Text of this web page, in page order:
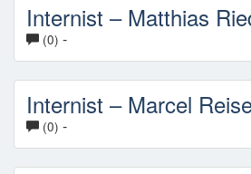
Internist – Matthias
(0) -
Internist – Marcel
(0) -